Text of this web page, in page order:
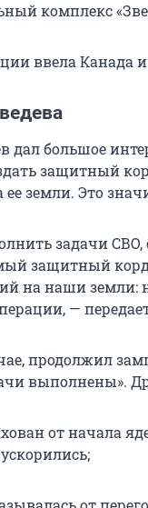
комплекс
ввела Канада
дал большое
защитный
земли. Это
задачи СВО,
защитный
на наши земли:
—
продолжил
выполнены».
от начала